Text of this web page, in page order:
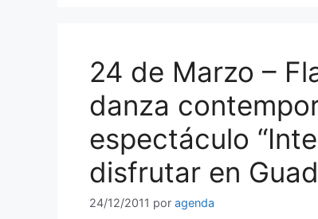
24 de Marzo –
danza
espectáculo
disfrutar en
24/12/2011 por agenda